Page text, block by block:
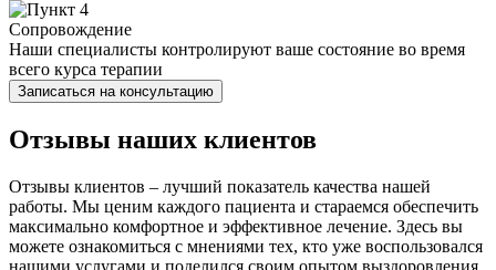
Сопровождение
Наши специалисты контролируют ваше состояние во время
всего курса терапии
Записаться на консультацию
Отзывы наших клиентов
Отзывы клиентов – лучший показатель качества нашей
работы. Мы ценим каждого пациента и стараемся обеспечить
максимально комфортное и эффективное лечение. Здесь вы
можете ознакомиться с мнениями тех, кто уже воспользовался
нашими услугами и поделился своим опытом выздоровления